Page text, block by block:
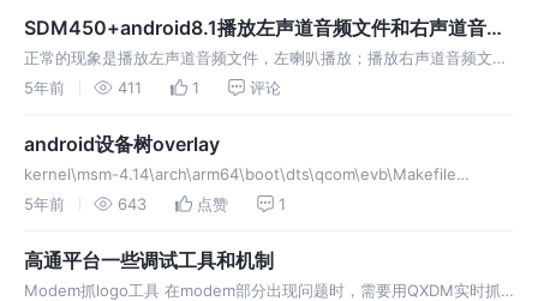
build-msm
SDM450+android8.1播放左声道音频文件和右声道音频
文件，左右喇叭都有声音问题
正常的现象是播放左声道音频文件，左喇叭播放；播放右声道音频文
件，右喇叭播放，但问题是不管播放左还是右音频文件，左右喇叭都有
hardware\qcom
5年前 411 1 评论
android设备树overlay
kernel\msm-4.14\arch\arm64\boot\dts\qcom\evb\Makefile
dtbo-$(CONFIG_ARCH_TRINKET) += trinket-iot-idp
5年前 643 点赞 1
高通平台一些调试工具和机制
Modem抓logo工具 在modem部分出现问题时，需要用QXDM实时抓